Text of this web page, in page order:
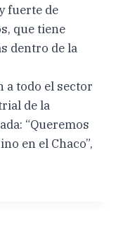
fuerte de
que tiene
dentro de la
todo el sector
de la
“Queremos
en el Chaco”,